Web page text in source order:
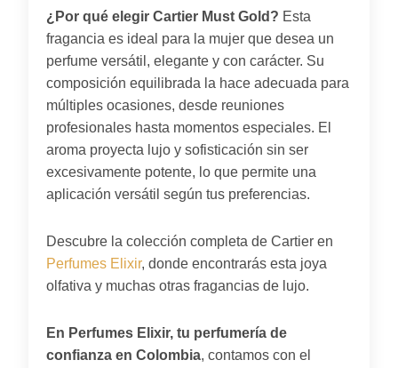
¿Por qué elegir Cartier Must Gold? Esta
fragancia es ideal para la mujer que desea un
perfume versátil, elegante y con carácter. Su
composición equilibrada la hace adecuada para
múltiples ocasiones, desde reuniones
profesionales hasta momentos especiales. El
aroma proyecta lujo y sofisticación sin ser
excesivamente potente, lo que permite una
aplicación versátil según tus preferencias.
Descubre la colección completa de Cartier en
Perfumes Elixir, donde encontrarás esta joya
olfativa y muchas otras fragancias de lujo.
En Perfumes Elixir, tu perfumería de
confianza en Colombia, contamos con el